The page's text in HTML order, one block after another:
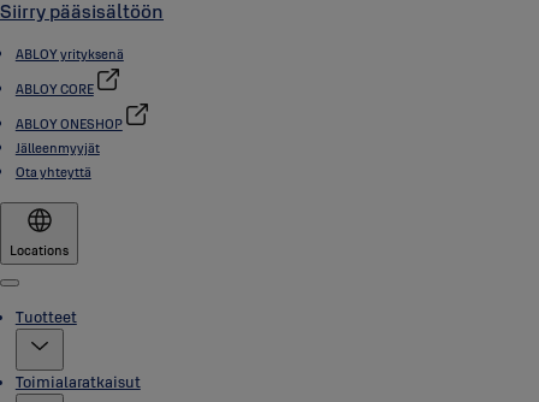
Siirry pääsisältöön
ABLOY yrityksenä
ABLOY CORE
ABLOY ONESHOP
Jälleenmyyjät
Ota yhteyttä
Locations
Menu
Tuotteet
Toimialaratkaisut